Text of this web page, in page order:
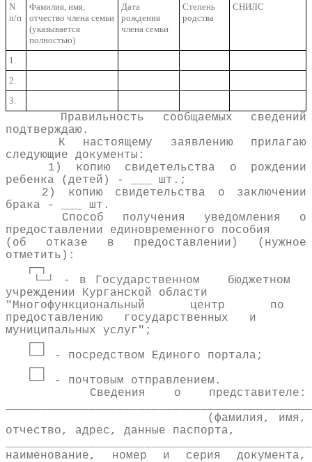
N
п/п
Фамилия, имя,
отчество члена семьи
(указывается
полностью)
Дата
рождения
члена семьи
Степень
родства
СНИЛС
1.
2.
3.
Правильность сообщаемых сведений
подтверждаю.
К настоящему заявлению прилагаю
следующие документы:
1) копию свидетельства о рождении
ребенка (детей) - ___ шт.;
2) копию свидетельства о заключении
брака - ___ шт.
Способ получения уведомления о
предоставлении единовременного пособия
(об отказе в предоставлении) (нужное
отметить):
┌─┐
└─┘ - в Государственном бюджетном
учреждении Курганской области
"Многофункциональный центр по
предоставлению государственных и
муниципальных услуг";
┌─┐
└─┘ - посредством Единого портала;
┌─┐
└─┘ - почтовым отправлением.
Сведения о представителе:
(фамилия, имя,
отчество, адрес, данные паспорта,
наименование, номер и серия документа,